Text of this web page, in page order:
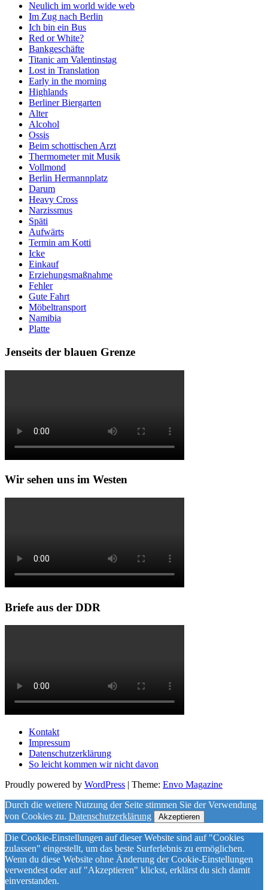
Neulich im world wide web
Im Zug nach Berlin
Ich bin ein Bus
Red or White?
Bankgeschäfte
Titanic am Valentinstag
Lost in Translation
Early in the morning
Highlands
Berliner Biergarten
Alter
Alcohol
Ossis
Beim schottischen Arzt
Thermometer mit Musik
Vollmond
Berlin Hermannplatz
Darum
Heavy Cross
Narzissmus
Späti
Aufwärts
Termin am Kotti
Icke
Einkauf
Erziehungsmaßnahme
Fehler
Gute Fahrt
Möbeltransport
Namibia
Platte
Jenseits der blauen Grenze
Wir sehen uns im Westen
Briefe aus der DDR
Kontakt
Impressum
Datenschutzerklärung
So leicht kommen wir nicht davon
Proudly powered by WordPress | Theme: Envo Magazine
Durch die weitere Nutzung der Seite stimmen Sie der Verwendung
von Cookies zu. Datenschutzerklärung Akzeptieren
Die Cookie-Einstellungen auf dieser Website sind auf "Cookies
zulassen" eingestellt, um das beste Surferlebnis zu ermöglichen.
Wenn du diese Website ohne Änderung der Cookie-Einstellungen
verwendest oder auf "Akzeptieren" klickst, erklärst du sich damit
einverstanden.